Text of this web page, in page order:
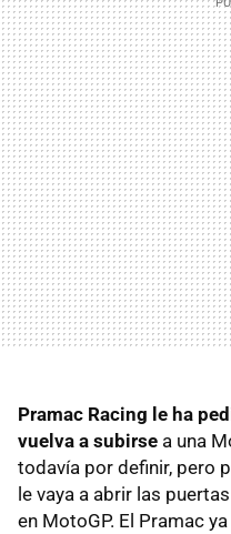
Pramac Racing le ha
vuelva a subirse a una
todavía por definir, pero
le vaya a abrir las
en MotoGP. El Pramac